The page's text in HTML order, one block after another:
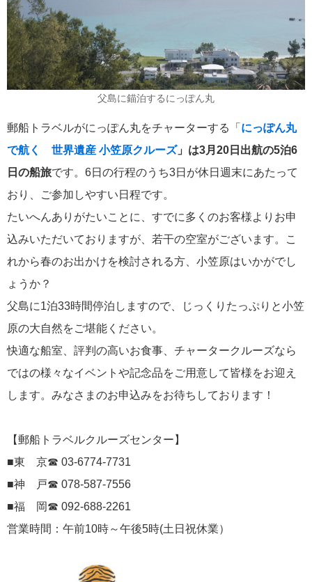
父島に錨泊するにっぽん丸
郵船トラベルがにっぽん丸をチャーターする「 にっぽん丸
で航く 世界遺産 小笠原クルーズ 」は3月20日出航の5泊6
日の船旅です。6日の行程のうち3日が休日週末にあたって
おり、ご参加しやすい日程です。
たいへんありがたいことに、すでに多くのお客様よりお申
込みいただいておりますが、若干の空室がございます。こ
れから春のお出かけを検討される方、小笠原はいかがでし
ょうか？
父島に1泊33時間停泊しますので、じっくりたっぷりと小笠
原の大自然をご堪能ください。
快適な船室、評判の高いお食事、チャータークルーズなら
ではの様々なイベントや記念品をご用意して皆様をお迎え
します。みなさまのお申込みをお待ちしております！
【郵船トラベルクルーズセンター】
■東 京☎ 03-6774-7731
■神 戸☎ 078-587-7556
■福 岡☎ 092-688-2261
営業時間：午前10時～午後5時(土日祝休業）
2026年02月04日
飛鳥II 小山薫堂×飛鳥II～洋上の大人の文化祭～本日発売です
2026年01月30日
カテゴリーリスト
ねずみ君のつぶやき♪
飛鳥II
初夏の日本一周
コースご案内
ぱしふぃっく びいなす
ぱしふぃっくびいなすチャーター